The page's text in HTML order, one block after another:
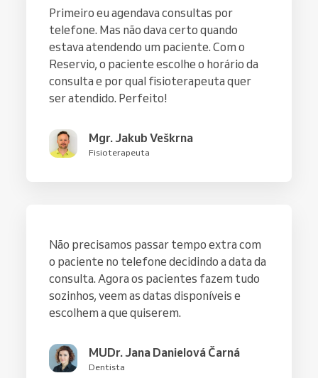
Primeiro eu agendava consultas por
telefone. Mas não dava certo quando
estava atendendo um paciente. Com o
Reservio, o paciente escolhe o horário da
consulta e por qual fisioterapeuta quer
ser atendido. Perfeito!
Mgr. Jakub Veškrna
Fisioterapeuta
Não precisamos passar tempo extra com
o paciente no telefone decidindo a data da
consulta. Agora os pacientes fazem tudo
sozinhos, veem as datas disponíveis e
escolhem a que quiserem.
MUDr. Jana Danielová Čarná
Dentista